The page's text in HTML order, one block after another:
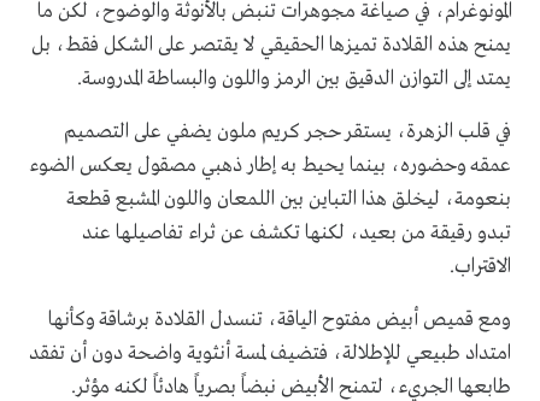
المونوغرام، في صياغة مجوهرات تنبض بالأنوثة والوضوح، لكن ما
يمنح هذه القلادة تميزها الحقيقي لا يقتصر على الشكل فقط، بل
يمتد إلى التوازن الدقيق بين الرمز واللون والبساطة المدروسة.
في قلب الزهرة، يستقر حجر كريم ملون يضفي على التصميم
عمقه وحضوره، بينما يحيط به إطار ذهبي مصقول يعكس الضوء
بنعومة، ليخلق هذا التباين بين اللمعان واللون المشبع قطعة
تبدو رقيقة من بعيد، لكنها تكشف عن ثراء تفاصيلها عند
الاقتراب.
ومع قميص أبيض مفتوح الياقة، تنسدل القلادة برشاقة وكأنها
امتداد طبيعي للإطلالة، فتضيف لمسة أنثوية واضحة دون أن تفقد
طابعها الجريء، لتمنح الأبيض نبضاً بصرياً هادئاً لكنه مؤثر.